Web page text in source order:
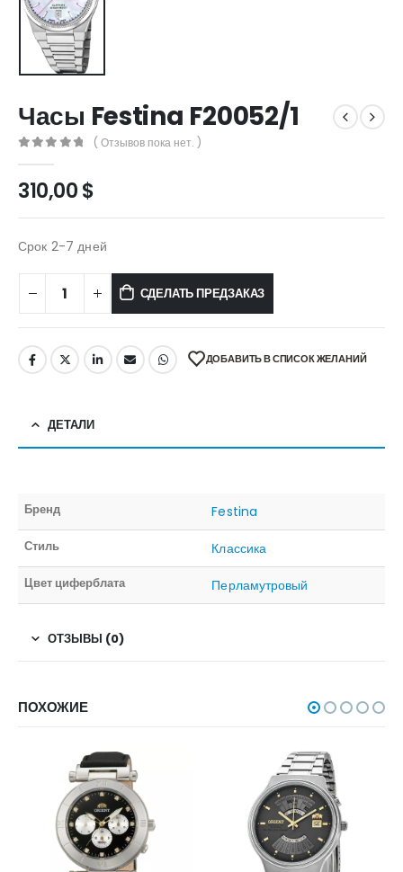
Часы Festina F20052/1
( Отзывов пока нет. )
310,00$
Срок 2-7 дней
СДЕЛАТЬ ПРЕДЗАКАЗ
ДОБАВИТЬ В СПИСОК ЖЕЛАНИЙ
ДЕТАЛИ
Бренд Festina
Стиль Классика
Цвет циферблата Перламутровый
ОТЗЫВЫ (0)
ПОХОЖИЕ